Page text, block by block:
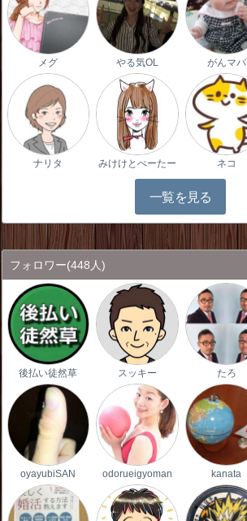
メグ やる気OL がんマパ
ナリタ みけけとぺーたー ネコ
一覧を見る
フォロワー(448人)
後払い徒然草 スッキー たろ
oyayubiSAN odorueigyoman kanata